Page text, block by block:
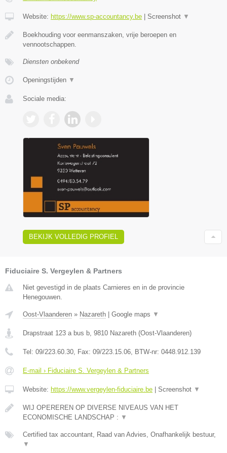
Website: https://www.sp-accountancy.be Screenshot ▼
Boekhouding voor eenmanszaken, vrije beroepen en
vennootschappen.
Diensten onbekend
Openingstijden ▼
Sociale media:
BEKIJK VOLLEDIG PROFIEL
Fiduciaire S. Vergeylen & Partners
Niet gevestigd in de plaats Carnieres en in de provincie
Henegouwen.
Oost-Vlaanderen » Nazareth Google maps ▼
Drapstraat 123 a bus b, 9810 Nazareth (Oost-Vlaanderen)
Tel: 09/223.60.30, Fax: 09/223.15.06, BTW-nr: 0448.912.139
E-mail › Fiduciaire S. Vergeylen & Partners
Website: https://www.vergeylen-fiduciaire.be Screenshot ▼
WIJ OPEREREN OP DIVERSE NIVEAUS VAN HET
ECONOMISCHE LANDSCHAP : ▼
Certified tax accountant, Raad van Advies, Onafhankelijk bestuur,
▼